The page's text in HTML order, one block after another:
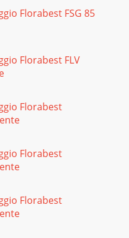
VOM NETZ
schen
die Schutzabdeckung
schrauben.
den Drehknopf
Florabest FSG 85
Florabest FLV
Florabest
Florabest
Florabest